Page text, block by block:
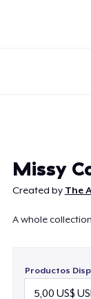
Missy
Created by The
A whole
Productos